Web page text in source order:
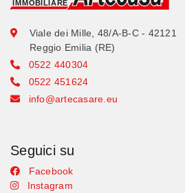
Viale dei Mille, 48/A-B-C - 42121
Reggio Emilia (RE)
0522 440304
0522 451624
info@artecasare.eu
Seguici su
Facebook
Instagram